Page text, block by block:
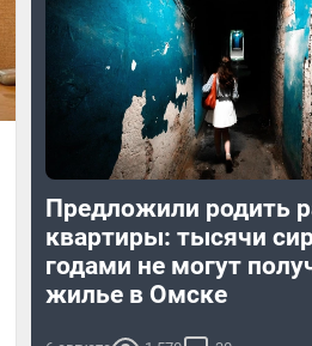
Предложили родить
квартиры: тысячи
годами не могут
жилье в Омске